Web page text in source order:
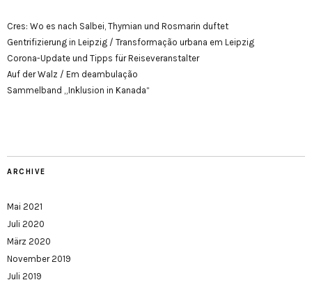
Cres: Wo es nach Salbei, Thymian und Rosmarin duftet
Gentrifizierung in Leipzig / Transformação urbana em Leipzig
Corona-Update und Tipps für Reiseveranstalter
Auf der Walz / Em deambulação
Sammelband „Inklusion in Kanada“
ARCHIVE
Mai 2021
Juli 2020
März 2020
November 2019
Juli 2019